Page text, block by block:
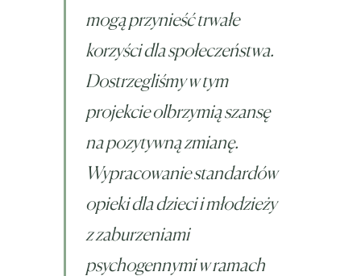
mogą przynieść trwałe
korzyści dla społeczeństwa.
Dostrzegliśmy w tym
projekcie olbrzymią szansę
na pozytywną zmianę.
Wypracowanie standardów
opieki dla dzieci i młodzieży
z zaburzeniami
psychogennymi w ramach